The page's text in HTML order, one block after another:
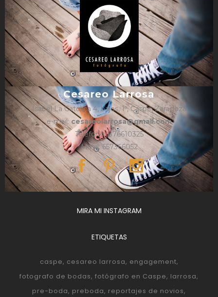
Cesareo Larrosa
Isabel La Católica 4, bajos, 1º, Caspe, Zaragoza
e-mail: cesareolarrosa@gmail.com
Teléfono: 876610325
Móvil: 657366052
MIRA MI INSTAGRAM
ETIQUETAS
caspe cesareo larrosa engagement
fotografo de bodas fotógrafo en Caspe larrosa
pre-boda preboda reportajes de novios